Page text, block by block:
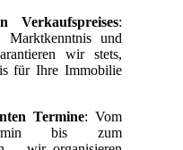
Verkaufspreises:
Marktkenntnis und
wir stets,
für Ihre Immobilie
Termine: Vom
bis zum